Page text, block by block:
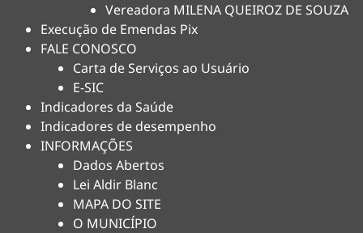
Vereadora MILENA QUEIROZ DE SOUZA
Execução de Emendas Pix
FALE CONOSCO
Carta de Serviços ao Usuário
E-SIC
Indicadores da Saúde
Indicadores de desempenho
INFORMAÇÕES
Dados Abertos
Lei Aldir Blanc
MAPA DO SITE
O MUNICÍPIO